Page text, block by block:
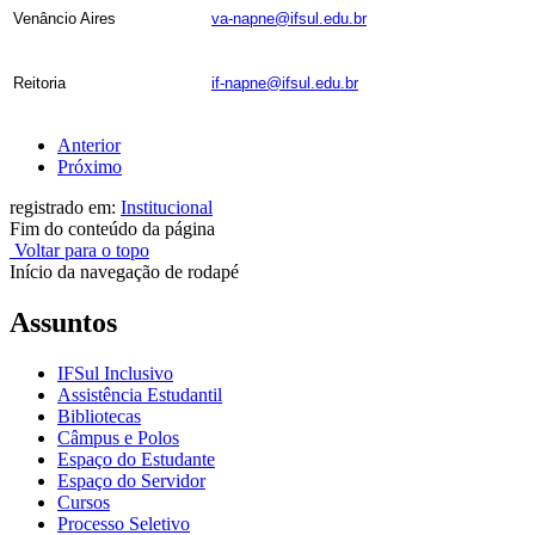
Venâncio Aires va-napne@ifsul.edu.br
Reitoria if-napne@ifsul.edu.br
Anterior
Próximo
registrado em: Institucional
Fim do conteúdo da página
Voltar para o topo
Início da navegação de rodapé
Assuntos
IFSul Inclusivo
Assistência Estudantil
Bibliotecas
Câmpus e Polos
Espaço do Estudante
Espaço do Servidor
Cursos
Processo Seletivo